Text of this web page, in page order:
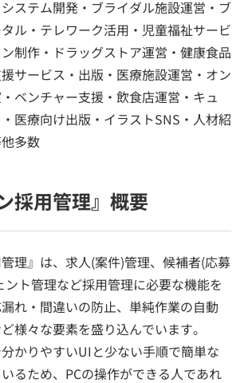
ステム開発・ブライダル施設運営・ブ
ル・テレワーク活用・児童福祉サービ
制作・ドラッグストア運営・健康食品
サービス・出版・医療施設運営・オン
ベンチャー支援・飲食店運営・キュ
医療向け出版・イラストSNS・人材紹
多数
採用管理』概要
管理』は、求人(案件)管理、候補者(応募
ト管理など採用管理に必要な機能を
れ・間違いの防止、単純作業の自動
様々な要素を盛り込んでいます。
かりやすいUIと少ない手順で簡単な
るため、PCの操作ができる人であれ